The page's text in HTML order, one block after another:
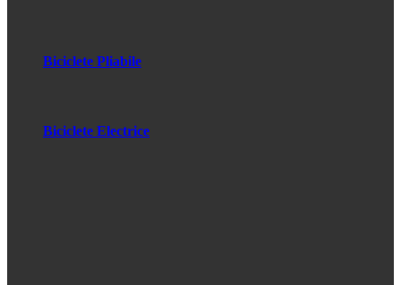
Biciclete Pliabile
Biciclete Electrice